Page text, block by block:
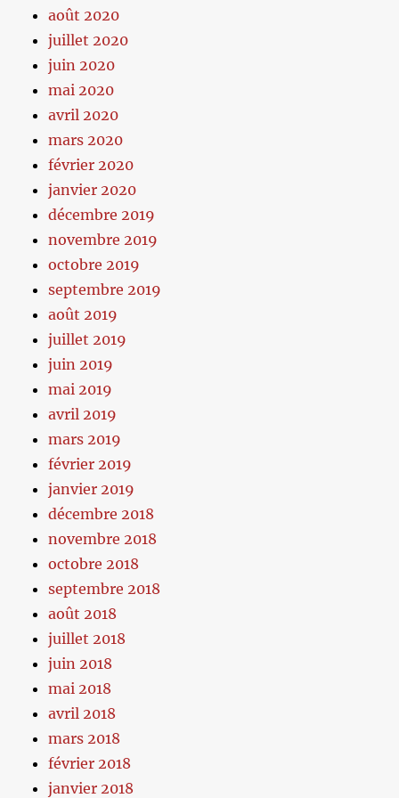
août 2020
juillet 2020
juin 2020
mai 2020
avril 2020
mars 2020
février 2020
janvier 2020
décembre 2019
novembre 2019
octobre 2019
septembre 2019
août 2019
juillet 2019
juin 2019
mai 2019
avril 2019
mars 2019
février 2019
janvier 2019
décembre 2018
novembre 2018
octobre 2018
septembre 2018
août 2018
juillet 2018
juin 2018
mai 2018
avril 2018
mars 2018
février 2018
janvier 2018